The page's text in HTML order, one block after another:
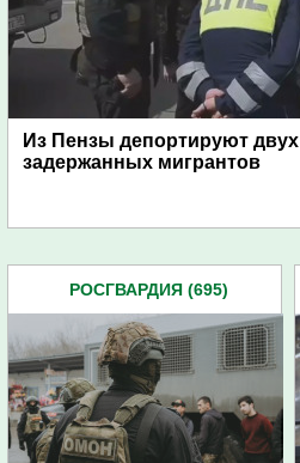
Из Пензы депортируют двух
задержанных мигрантов
РОСГВАРДИЯ (695)